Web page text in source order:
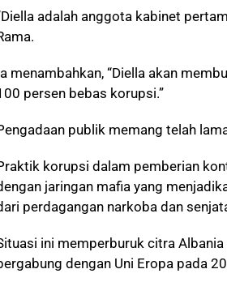
adalah anggota kabinet
menambahkan, “Diella akan
persen bebas korupsi.”
publik memang telah
korupsi dalam pemberian
jaringan mafia yang
perdagangan narkoba dan
ini memperburuk citra
dengan Uni Eropa pada